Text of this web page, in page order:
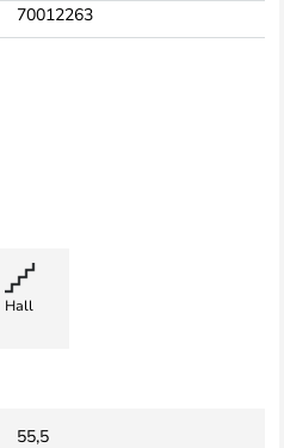
70012263
Hall
55,5